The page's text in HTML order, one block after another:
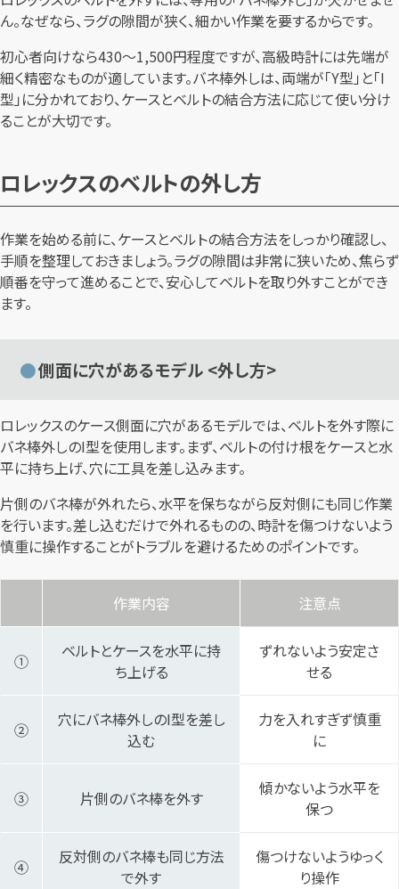
ん。なぜなら、ラグの隙間が狭く、細かい作業を要するからです。
初心者向けなら430〜1,500円程度ですが、高級時計には先端が
細く精密なものが適しています。バネ棒外しは、両端が「Y型」と「I
型」に分かれており、ケースとベルトの結合方法に応じて使い分け
ることが大切です。
ロレックスのベルトの外し方
作業を始める前に、ケースとベルトの結合方法をしっかり確認し、
手順を整理しておきましょう。ラグの隙間は非常に狭いため、焦らず
順番を守って進めることで、安心してベルトを取り外すことができ
ます。
側面に穴があるモデル <外し方>
ロレックスのケース側面に穴があるモデルでは、ベルトを外す際に
バネ棒外しのI型を使用します。まず、ベルトの付け根をケースと水
平に持ち上げ、穴に工具を差し込みます。
片側のバネ棒が外れたら、水平を保ちながら反対側にも同じ作業
を行います。差し込むだけで外れるものの、時計を傷つけないよう
慎重に操作することがトラブルを避けるためのポイントです。
作業内容 注意点
①
ベルトとケースを水平に持
ち上げる
ずれないよう安定さ
せる
②
穴にバネ棒外しのI型を差し
込む
力を入れすぎず慎重
に
③ 片側のバネ棒を外す
傾かないよう水平を
保つ
④
反対側のバネ棒も同じ方法
で外す
傷つけないようゆっく
り操作